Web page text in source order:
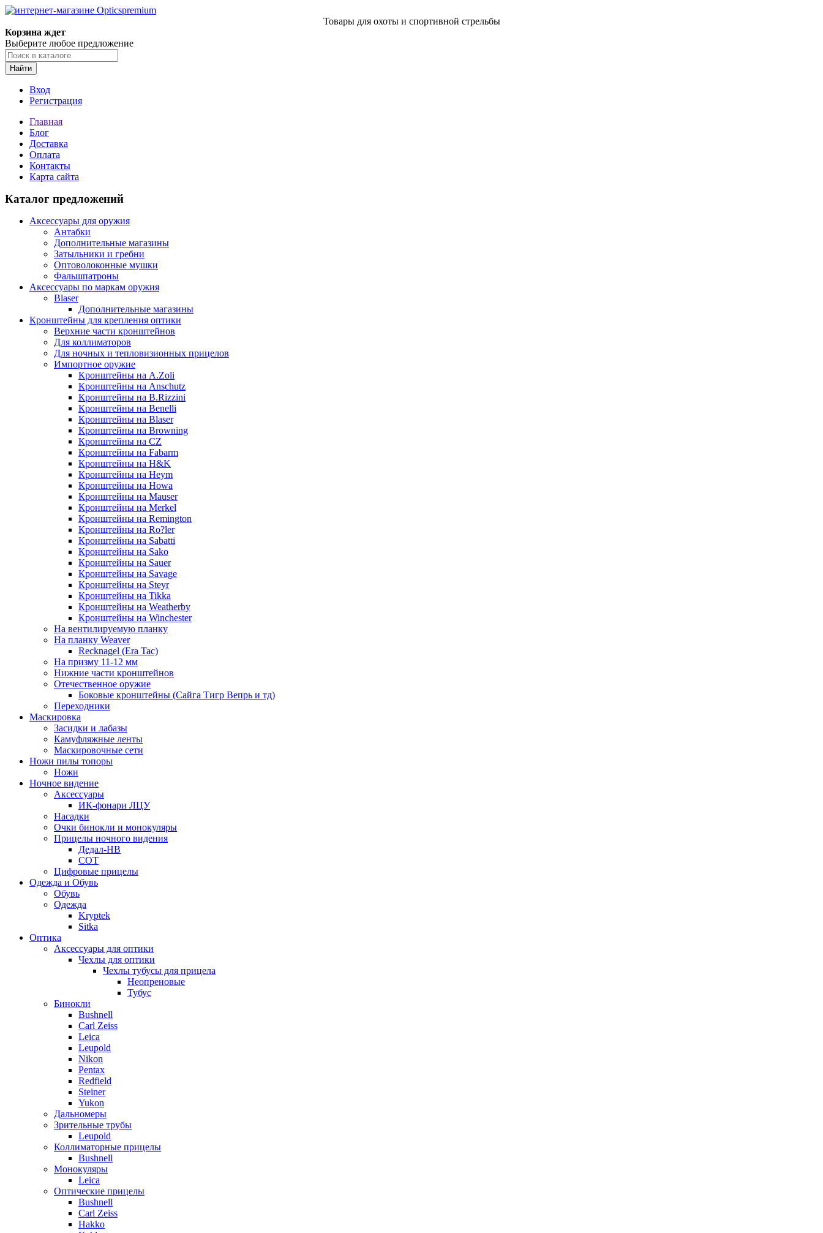
Товары для охоты и спортивной стрельбы
Корзина ждет
Выберите любое предложение
Найти
Вход
Регистрация
Главная
Блог
Доставка
Оплата
Контакты
Карта сайта
Каталог предложений
Аксессуары для оружия
Антабки
Дополнительные магазины
Затыльники и гребни
Оптоволоконные мушки
Фальшпатроны
Аксессуары по маркам оружия
Blaser
Дополнительные магазины
Кронштейны для крепления оптики
Верхние части кронштейнов
Для коллиматоров
Для ночных и тепловизионных прицелов
Импортное оружие
Кронштейны на A.Zoli
Кронштейны на Anschutz
Кронштейны на B.Rizzini
Кронштейны на Benelli
Кронштейны на Blaser
Кронштейны на Browning
Кронштейны на CZ
Кронштейны на Fabarm
Кронштейны на H&K
Кронштейны на Heym
Кронштейны на Howa
Кронштейны на Mauser
Кронштейны на Merkel
Кронштейны на Remington
Кронштейны на Ro?ler
Кронштейны на Sabatti
Кронштейны на Sako
Кронштейны на Sauer
Кронштейны на Savage
Кронштейны на Steyr
Кронштейны на Tikka
Кронштейны на Weatherby
Кронштейны на Winchester
На вентилируемую планку
На планку Weaver
Recknagel (Era Tac)
На призму 11-12 мм
Нижние части кронштейнов
Отечественное оружие
Боковые кронштейны (Сайга Тигр Вепрь и тд)
Переходники
Маскировка
Засидки и лабазы
Камуфляжные ленты
Маскировочные сети
Ножи пилы топоры
Ножи
Ночное видение
Аксессуары
ИК-фонари ЛЦУ
Насадки
Очки бинокли и монокуляры
Прицелы ночного видения
Дедал-НВ
СОТ
Цифровые прицелы
Одежда и Обувь
Обувь
Одежда
Kryptek
Sitka
Оптика
Аксессуары для оптики
Чехлы для оптики
Чехлы тубусы для прицела
Неопреновые
Тубус
Бинокли
Bushnell
Carl Zeiss
Leica
Leupold
Nikon
Pentax
Redfield
Steiner
Yukon
Дальномеры
Зрительные трубы
Leupold
Коллиматорные прицелы
Bushnell
Монокуляры
Leica
Оптические прицелы
Bushnell
Carl Zeiss
Hakko